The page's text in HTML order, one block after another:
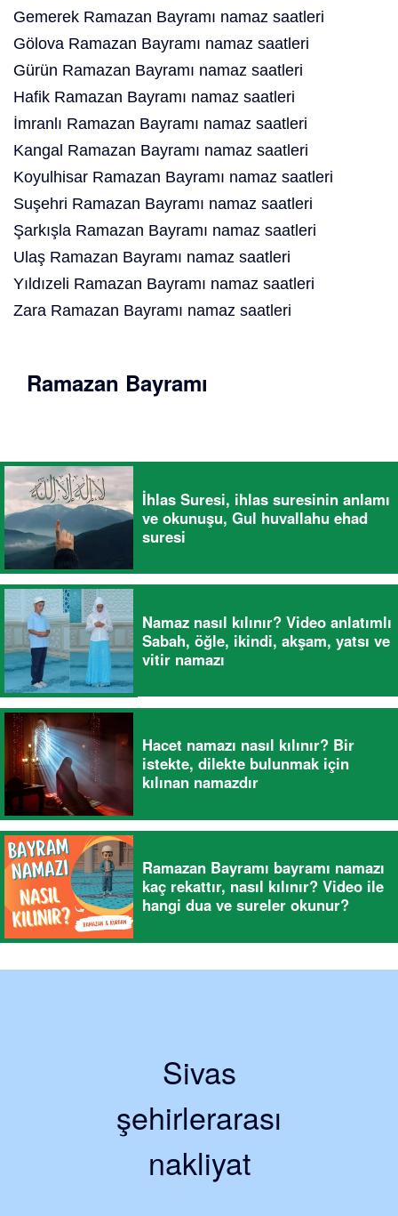
Gemerek Ramazan Bayramı namaz saatleri
Gölova Ramazan Bayramı namaz saatleri
Gürün Ramazan Bayramı namaz saatleri
Hafik Ramazan Bayramı namaz saatleri
İmranlı Ramazan Bayramı namaz saatleri
Kangal Ramazan Bayramı namaz saatleri
Koyulhisar Ramazan Bayramı namaz saatleri
Suşehri Ramazan Bayramı namaz saatleri
Şarkışla Ramazan Bayramı namaz saatleri
Ulaş Ramazan Bayramı namaz saatleri
Yıldızeli Ramazan Bayramı namaz saatleri
Zara Ramazan Bayramı namaz saatleri
Ramazan Bayramı
İhlas Suresi, ihlas suresinin anlamı
ve okunuşu, Gul huvallahu ehad
suresi
Namaz nasıl kılınır? Video anlatımlı
Sabah, öğle, ikindi, akşam, yatsı ve
vitir namazı
Hacet namazı nasıl kılınır? Bir
istekte, dilekte bulunmak için
kılınan namazdır
Ramazan Bayramı bayramı namazı
kaç rekattır, nasıl kılınır? Video ile
hangi dua ve sureler okunur?
Sivas
şehirlerarası
nakliyat